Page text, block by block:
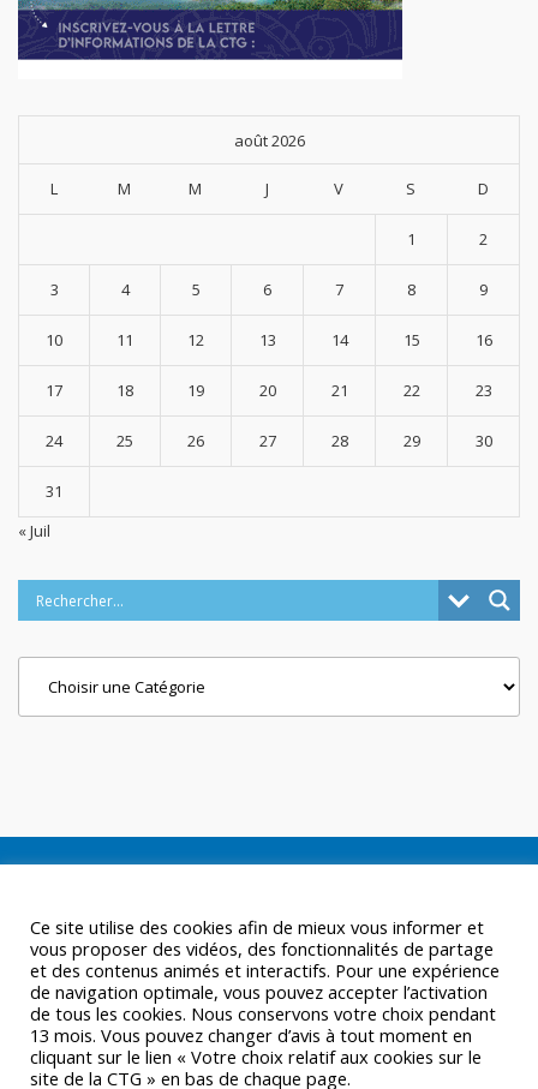
août 2026
L M M J V S D
1 2
3 4 5 6 7 8 9
10 11 12 13 14 15 16
17 18 19 20 21 22 23
24 25 26 27 28 29 30
31
« Juil
Ce site utilise des cookies afin de mieux vous informer et
vous proposer des vidéos, des fonctionnalités de partage
et des contenus animés et interactifs. Pour une expérience
de navigation optimale, vous pouvez accepter l’activation
de tous les cookies. Nous conservons votre choix pendant
13 mois. Vous pouvez changer d’avis à tout moment en
cliquant sur le lien « Votre choix relatif aux cookies sur le
site de la CTG » en bas de chaque page.